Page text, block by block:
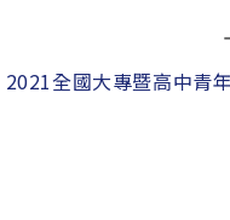
2021全國大專暨高中青